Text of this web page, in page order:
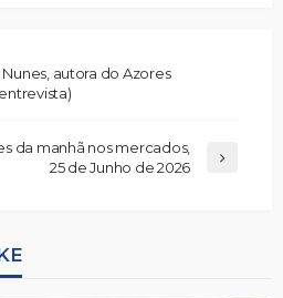
Nunes, autora do Azores
da manhã nos mercados,
25 de Junho de 2026